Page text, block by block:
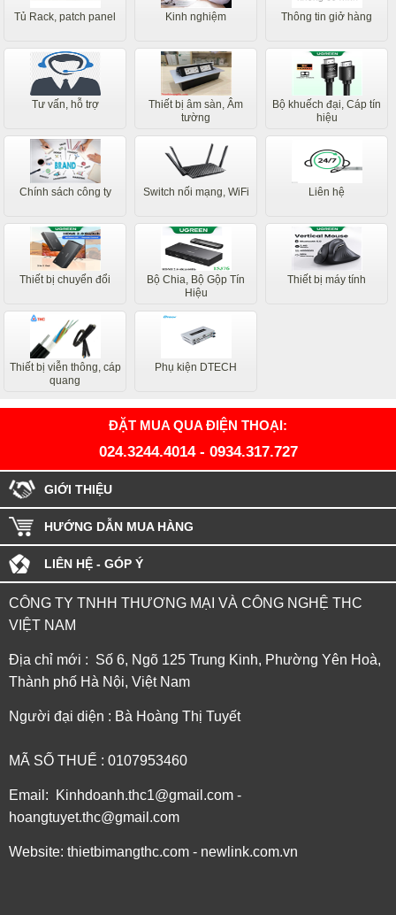
Tủ Rack, patch panel Kinh nghiệm Thông tin giở hàng
Tư vấn, hỗ trợ
Thiết bị âm sàn, Âm
tường
Bộ khuếch đại, Cáp tín
hiệu
Chính sách công ty Switch nối mạng, WiFi Liên hệ
Thiết bị chuyển đổi
Bộ Chia, Bộ Gộp Tín
Hiệu
Thiết bị máy tính
Thiết bị viễn thông, cáp
quang
Phụ kiện DTECH
ĐẶT MUA QUA ĐIỆN THOẠI:
024.3244.4014- 0934.317.727
GIỚI THIỆU
HƯỚNG DẪN MUA HÀNG
LIÊN HỆ - GÓP Ý
CÔNG TY TNHH THƯƠNG MẠI VÀ CÔNG NGHỆ THC
VIỆT NAM
Địa chỉ mới : Số 6, Ngõ 125 Trung Kinh, Phường Yên Hoà,
Thành phố Hà Nội, Việt Nam
Người đại diện : Bà Hoàng Thị Tuyết
MÃ SỐ THUẾ : 0107953460
Email: Kinhdoanh.thc1@gmail.com -
hoangtuyet.thc@gmail.com
Website: thietbimangthc.com - newlink.com.vn